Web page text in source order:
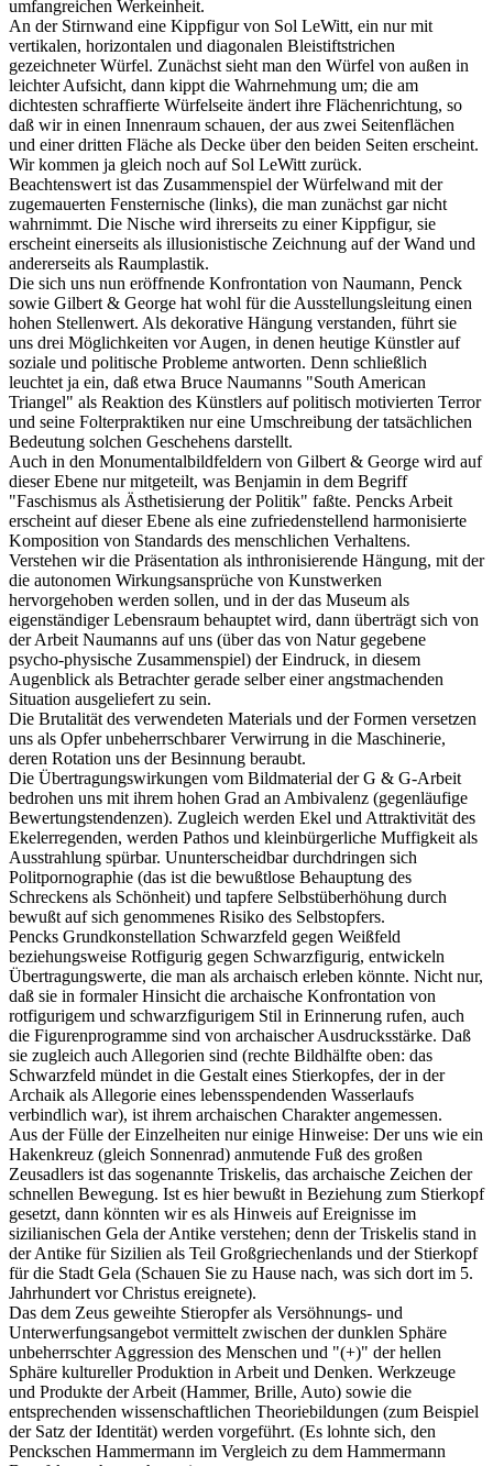
umfangreichen Werkeinheit.
An der Stirnwand eine Kippfigur von Sol LeWitt, ein nur mit
vertikalen, horizontalen und diagonalen Bleistiftstrichen
gezeichneter Würfel. Zunächst sieht man den Würfel von außen in
leichter Aufsicht, dann kippt die Wahrnehmung um; die am
dichtesten schraffierte Würfelseite ändert ihre Flächenrichtung, so
daß wir in einen Innenraum schauen, der aus zwei Seitenflächen
und einer dritten Fläche als Decke über den beiden Seiten erscheint.
Wir kommen ja gleich noch auf Sol LeWitt zurück.
Beachtenswert ist das Zusammenspiel der Würfelwand mit der
zugemauerten Fensternische (links), die man zunächst gar nicht
wahrnimmt. Die Nische wird ihrerseits zu einer Kippfigur, sie
erscheint einerseits als illusionistische Zeichnung auf der Wand und
andererseits als Raumplastik.
Die sich uns nun eröffnende Konfrontation von Naumann, Penck
sowie Gilbert & George hat wohl für die Ausstellungsleitung einen
hohen Stellenwert. Als dekorative Hängung verstanden, führt sie
uns drei Möglichkeiten vor Augen, in denen heutige Künstler auf
soziale und politische Probleme antworten. Denn schließlich
leuchtet ja ein, daß etwa Bruce Naumanns "South American
Triangel" als Reaktion des Künstlers auf politisch motivierten Terror
und seine Folterpraktiken nur eine Umschreibung der tatsächlichen
Bedeutung solchen Geschehens darstellt.
Auch in den Monumentalbildfeldern von Gilbert & George wird auf
dieser Ebene nur mitgeteilt, was Benjamin in dem Begriff
"Faschismus als Ästhetisierung der Politik" faßte. Pencks Arbeit
erscheint auf dieser Ebene als eine zufriedenstellend harmonisierte
Komposition von Standards des menschlichen Verhaltens.
Verstehen wir die Präsentation als inthronisierende Hängung, mit der
die autonomen Wirkungsansprüche von Kunstwerken
hervorgehoben werden sollen, und in der das Museum als
eigenständiger Lebensraum behauptet wird, dann überträgt sich von
der Arbeit Naumanns auf uns (über das von Natur gegebene
psycho-physische Zusammenspiel) der Eindruck, in diesem
Augenblick als Betrachter gerade selber einer angstmachenden
Situation ausgeliefert zu sein.
Die Brutalität des verwendeten Materials und der Formen versetzen
uns als Opfer unbeherrschbarer Verwirrung in die Maschinerie,
deren Rotation uns der Besinnung beraubt.
Die Übertragungswirkungen vom Bildmaterial der G & G-Arbeit
bedrohen uns mit ihrem hohen Grad an Ambivalenz (gegenläufige
Bewertungstendenzen). Zugleich werden Ekel und Attraktivität des
Ekelerregenden, werden Pathos und kleinbürgerliche Muffigkeit als
Ausstrahlung spürbar. Ununterscheidbar durchdringen sich
Politpornographie (das ist die bewußtlose Behauptung des
Schreckens als Schönheit) und tapfere Selbstüberhöhung durch
bewußt auf sich genommenes Risiko des Selbstopfers.
Pencks Grundkonstellation Schwarzfeld gegen Weißfeld
beziehungsweise Rotfigurig gegen Schwarzfigurig, entwickeln
Übertragungswerte, die man als archaisch erleben könnte. Nicht nur,
daß sie in formaler Hinsicht die archaische Konfrontation von
rotfigurigem und schwarzfigurigem Stil in Erinnerung rufen, auch
die Figurenprogramme sind von archaischer Ausdrucksstärke. Daß
sie zugleich auch Allegorien sind (rechte Bildhälfte oben: das
Schwarzfeld mündet in die Gestalt eines Stierkopfes, der in der
Archaik als Allegorie eines lebensspendenden Wasserlaufs
verbindlich war), ist ihrem archaischen Charakter angemessen.
Aus der Fülle der Einzelheiten nur einige Hinweise: Der uns wie ein
Hakenkreuz (gleich Sonnenrad) anmutende Fuß des großen
Zeusadlers ist das sogenannte Triskelis, das archaische Zeichen der
schnellen Bewegung. Ist es hier bewußt in Beziehung zum Stierkopf
gesetzt, dann könnten wir es als Hinweis auf Ereignisse im
sizilianischen Gela der Antike verstehen; denn der Triskelis stand in
der Antike für Sizilien als Teil Großgriechenlands und der Stierkopf
für die Stadt Gela (Schauen Sie zu Hause nach, was sich dort im 5.
Jahrhundert vor Christus ereignete).
Das dem Zeus geweihte Stieropfer als Versöhnungs- und
Unterwerfungsangebot vermittelt zwischen der dunklen Sphäre
unbeherrschter Aggression des Menschen und "(+)" der hellen
Sphäre kultureller Produktion in Arbeit und Denken. Werkzeuge
und Produkte der Arbeit (Hammer, Brille, Auto) sowie die
entsprechenden wissenschaftlichen Theoriebildungen (zum Beispiel
der Satz der Identität) werden vorgeführt. (Es lohnte sich, den
Penckschen Hammermann im Vergleich zu dem Hammermann